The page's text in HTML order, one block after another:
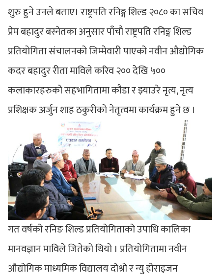
शुरु हुने उनले बताए। राष्ट्रपति रनिङ्ग शिल्ड २०८० का सचिव
प्रेम बहादुर बस्नेतका अनुसार पाँचौ राष्ट्रपति रनिङ्ग शिल्ड
प्रतियोगिता संचालनको जिम्मेवारी पाएको नवीन औद्योगिक
कदर बहादुर रीता माविले करिव २०० देखि ५००
कलाकारहरुको सहभागितामा कौडा र झ्याउरे नृत्य, नृत्य
प्रशिक्षक अर्जुन शाह ठकुरीको नेतृत्वमा कार्यक्रम हुने छ ।
गत वर्षको रनिङ शिल्ड प्रतियोगिताको उपाधि कालिका
मानवज्ञान माविले जितेको थियो । प्रतियोगितामा नवीन
औद्योगिक माध्यमिक विद्यालय दोश्रो र न्यु होराइजन